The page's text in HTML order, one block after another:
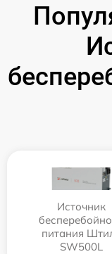
Источник
питания
SW500L